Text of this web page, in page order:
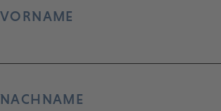
VORNAME
NACHNAME